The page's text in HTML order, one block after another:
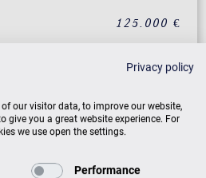
125.000 €
135.000 €
Privacy policy
our visitor data, to improve our website,
give you a great website experience. For
we use open the settings.
Performance